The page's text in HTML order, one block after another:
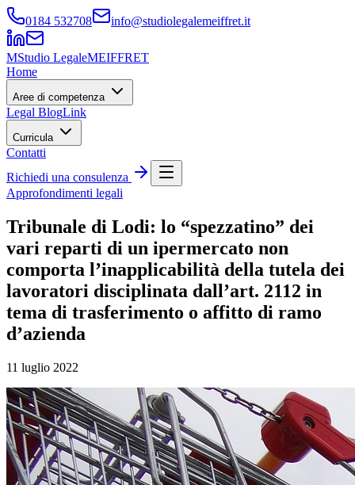
0184 532708 info@studiolegalemeiffret.it
MStudio LegaleMEIFFRET
Home
Aree di competenza
Legal BlogLink
Curricula
Contatti
Richiedi una consulenza
Approfondimenti legali
Tribunale di Lodi: lo “spezzatino” dei
vari reparti di un ipermercato non
comporta l’inapplicabilità della tutela dei
lavoratori disciplinata dall’art. 2112 in
tema di trasferimento o affitto di ramo
d’azienda
11 luglio 2022